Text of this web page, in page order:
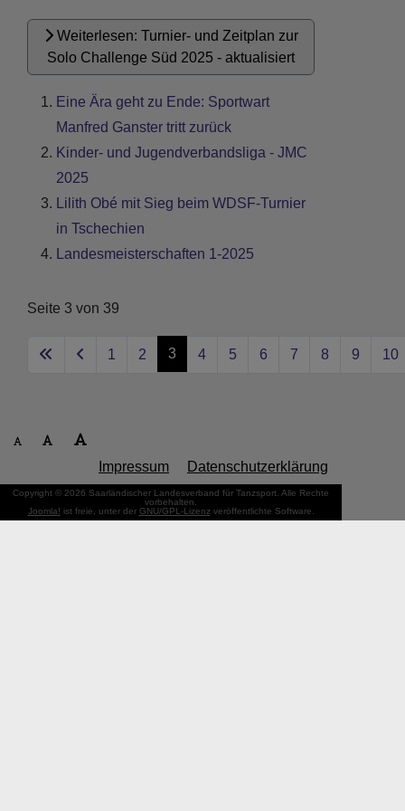
Weiterlesen: Turnier- und Zeitplan zur
Solo Challenge Süd 2025 - aktualisiert
Eine Ära geht zu Ende: Sportwart
Manfred Ganster tritt zurück
Kinder- und Jugendverbandsliga - JMC
2025
Lilith Obé mit Sieg beim WDSF-Turnier
in Tschechien
Landesmeisterschaften 1-2025
Seite 3 von 39
1 2 3 4 5 6 7 8 9 10
Impressum Datenschutzerklärung
Copyright © 2026 Saarländischer Landesverband für Tanzsport. Alle Rechte
vorbehalten.
Joomla! ist freie, unter der GNU/GPL-Lizenz veröffentlichte Software.